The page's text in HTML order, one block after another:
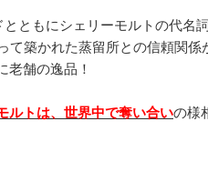
ともにシェリーモルトの代名
築かれた蒸留所との信頼関係
老舗の逸品！
ルトは、世界中で奪い合いの様